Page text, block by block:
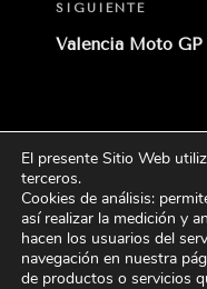
Siguiente
entrada
SIGUIENTE
Valencia Moto GP
Buscar
por:
El presente Sitio Web
terceros.
Cookies de análisis:
así realizar la medición y
hacen los usuarios del
navegación en nuestra
de productos o servicios